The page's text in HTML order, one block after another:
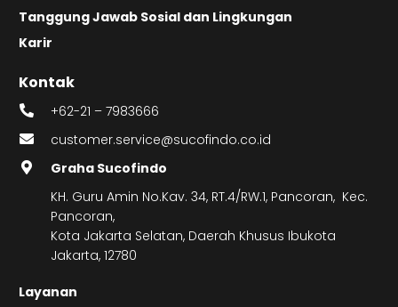
Tanggung Jawab Sosial dan Lingkungan
Karir
Kontak
+62-21 – 7983666
customer.service@sucofindo.co.id
Graha Sucofindo
KH. Guru Amin No.Kav. 34, RT.4/RW.1, Pancoran, Kec.
Pancoran,
Kota Jakarta Selatan, Daerah Khusus Ibukota
Jakarta, 12780
Layanan